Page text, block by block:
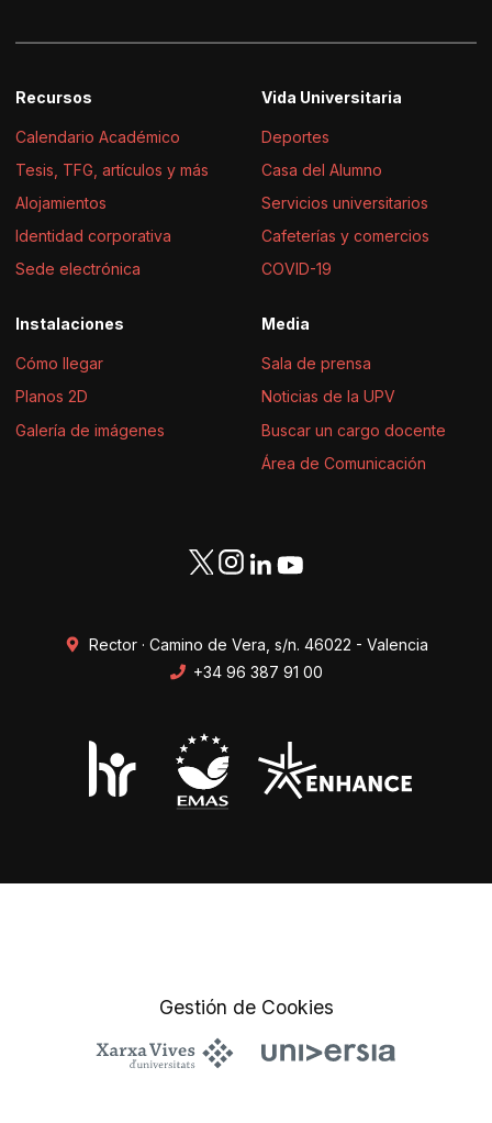
Recursos
Calendario Académico
Tesis, TFG, artículos y más
Alojamientos
Identidad corporativa
Sede electrónica
Vida Universitaria
Deportes
Casa del Alumno
Servicios universitarios
Cafeterías y comercios
COVID-19
Instalaciones
Cómo llegar
Planos 2D
Galería de imágenes
Media
Sala de prensa
Noticias de la UPV
Buscar un cargo docente
Área de Comunicación
Rector · Camino de Vera, s/n. 46022 - Valencia
+34 96 387 91 00
Gestión de Cookies